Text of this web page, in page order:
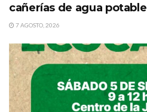
cañerías de agua potable
7 AGOSTO, 2026